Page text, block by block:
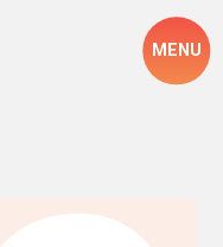
MENU